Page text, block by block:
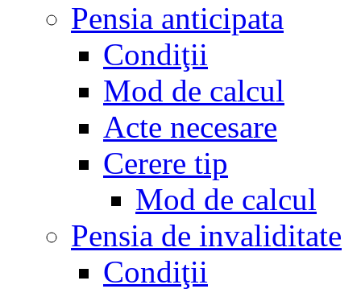
Pensia anticipata
Condiţii
Mod de calcul
Acte necesare
Cerere tip
Mod de calcul
Pensia de invaliditate
Condiţii